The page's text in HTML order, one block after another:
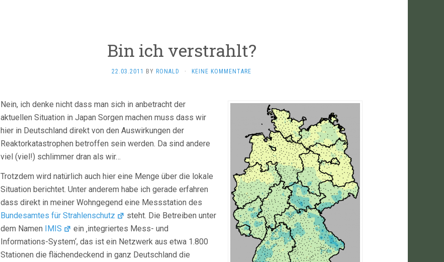
Bin ich verstrahlt?
22.03.2011 BY RONALD · KEINE KOMMENTARE
Nein, ich denke nicht dass man sich in anbetracht der
aktuellen Situation in Japan Sorgen machen muss dass wir
hier in Deutschland direkt von den Auswirkungen der
Reaktorkatastrophen betroffen sein werden. Da sind andere
viel (viel!) schlimmer dran als wir…
Trotzdem wird natürlich auch hier eine Menge über die lokale
Situation berichtet. Unter anderem habe ich gerade erfahren
dass direkt in meiner Wohngegend eine Messstation des
Bundesamtes für Strahlenschutz
steht. Die Betreiben unter
dem Namen IMIS
ein ‚integriertes Mess- und
Informations-System‘, das ist ein Netzwerk aus etwa 1.800
Stationen die flächendeckend in ganz Deutschland die